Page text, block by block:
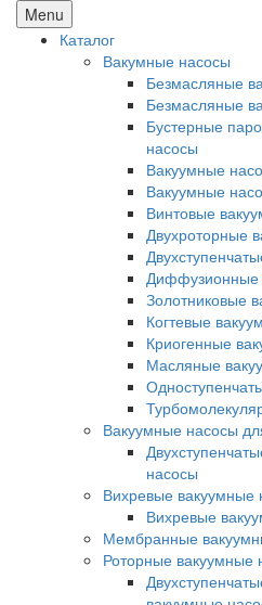
Menu
Каталог
Вакумные насосы
Безмасляные
Безмасляные
Бустерные
насосы
Вакуумные
Вакуумные
Винтовые
Двухроторные
Диффузионные
Золотниковые
Когтевые
Криогенные
Масляные
Вакуумные насосы
насосы
Вихревые вакуумные
Вихревые
Мембранные
Роторные вакуумные